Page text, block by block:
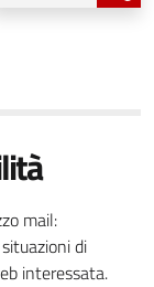
mail:
di
interessata.